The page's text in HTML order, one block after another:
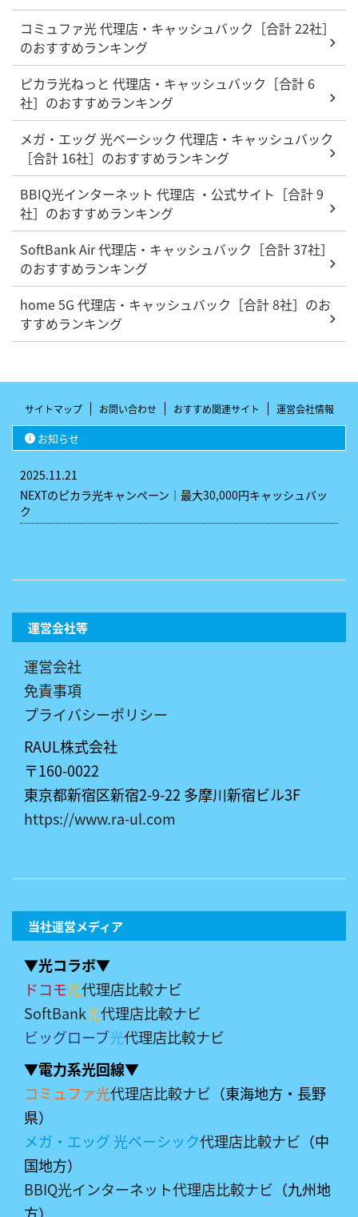
コミュファ光 代理店・キャッシュバック［合計 22社］
のおすすめランキング
ピカラ光ねっと 代理店・キャッシュバック［合計 6
社］のおすすめランキング
メガ・エッグ 光ベーシック 代理店・キャッシュバック
［合計 16社］のおすすめランキング
BBIQ光インターネット 代理店 ・公式サイト［合計 9
社］のおすすめランキング
SoftBank Air 代理店・キャッシュバック［合計 37社］
のおすすめランキング
home 5G 代理店・キャッシュバック［合計 8社］のお
すすめランキング
サイトマップ お問い合わせ おすすめ関連サイト 運営会社情報
お知らせ
2025.11.21
NEXTのピカラ光キャンペーン｜最大30,000円キャッシュバッ
ク
運営会社等
運営会社
免責事項
プライバシーポリシー
RAUL株式会社
〒160-0022
東京都新宿区新宿2-9-22 多摩川新宿ビル3F
https://www.ra-ul.com
当社運営メディア
▼光コラボ▼
ドコモ光代理店比較ナビ
SoftBank光代理店比較ナビ
ビッグローブ光代理店比較ナビ
▼電力系光回線▼
コミュファ光代理店比較ナビ （東海地方・長野
県）
メガ・エッグ 光ベーシック代理店比較ナビ （中
国地方）
BBIQ光インターネット代理店比較ナビ （九州地